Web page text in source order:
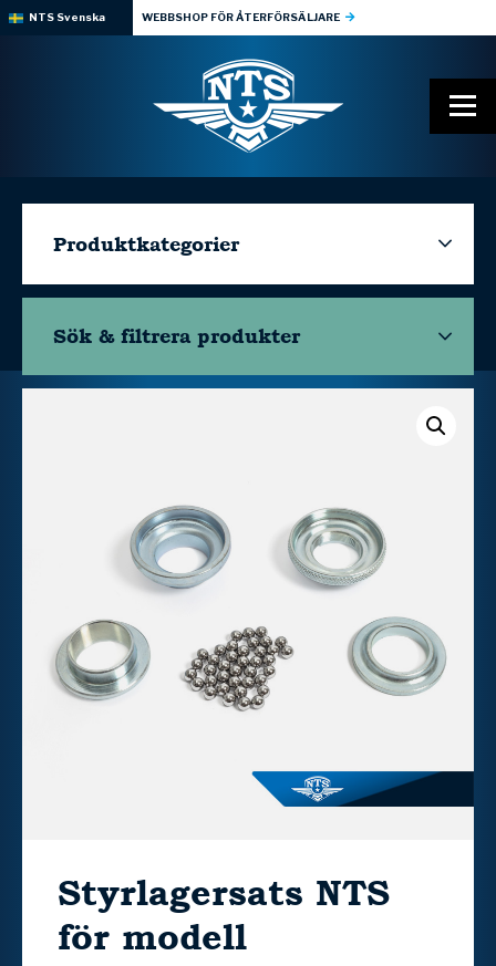
NTS Svenska WEBBSHOP FÖR ÅTERFÖRSÄLJARE
Produktkategorier
Sök & filtrera produkter
Styrlagersats NTS
för modell